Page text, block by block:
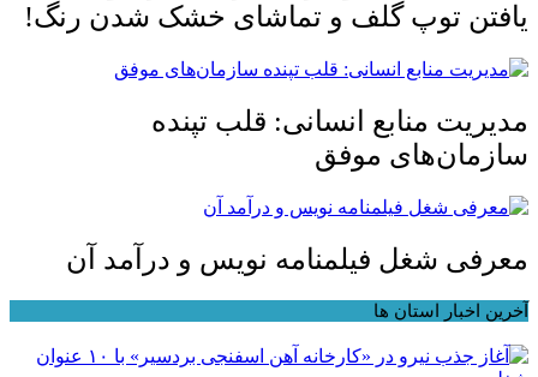
یافتن توپ گلف و تماشای خشک شدن رنگ!
مدیریت منابع انسانی: قلب تپنده
سازمان‌های موفق
معرفی شغل فیلمنامه‌ نویس و درآمد آن
آخرین اخبار استان ها